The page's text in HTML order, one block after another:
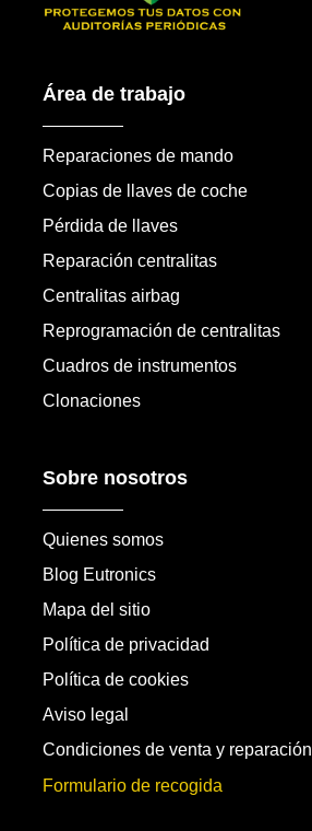
Área de trabajo
Reparaciones de mando
Copias de llaves de coche
Pérdida de llaves
Reparación centralitas
Centralitas airbag
Reprogramación de centralitas
Cuadros de instrumentos
Clonaciones
Sobre nosotros
Quienes somos
Blog Eutronics
Mapa del sitio
Política de privacidad
Política de cookies
Aviso legal
Condiciones de venta y reparación
Formulario de recogida